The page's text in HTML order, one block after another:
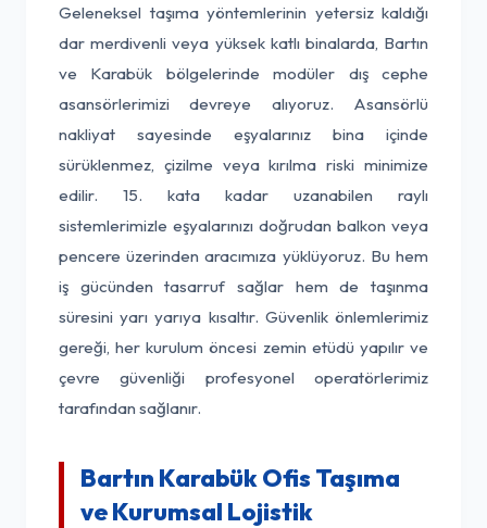
Geleneksel taşıma yöntemlerinin yetersiz kaldığı
dar merdivenli veya yüksek katlı binalarda, Bartın
ve Karabük bölgelerinde modüler dış cephe
asansörlerimizi devreye alıyoruz. Asansörlü
nakliyat sayesinde eşyalarınız bina içinde
sürüklenmez, çizilme veya kırılma riski minimize
edilir. 15. kata kadar uzanabilen raylı
sistemlerimizle eşyalarınızı doğrudan balkon veya
pencere üzerinden aracımıza yüklüyoruz. Bu hem
iş gücünden tasarruf sağlar hem de taşınma
süresini yarı yarıya kısaltır. Güvenlik önlemlerimiz
gereği, her kurulum öncesi zemin etüdü yapılır ve
çevre güvenliği profesyonel operatörlerimiz
tarafından sağlanır.
Bartın Karabük Ofis Taşıma
ve Kurumsal Lojistik